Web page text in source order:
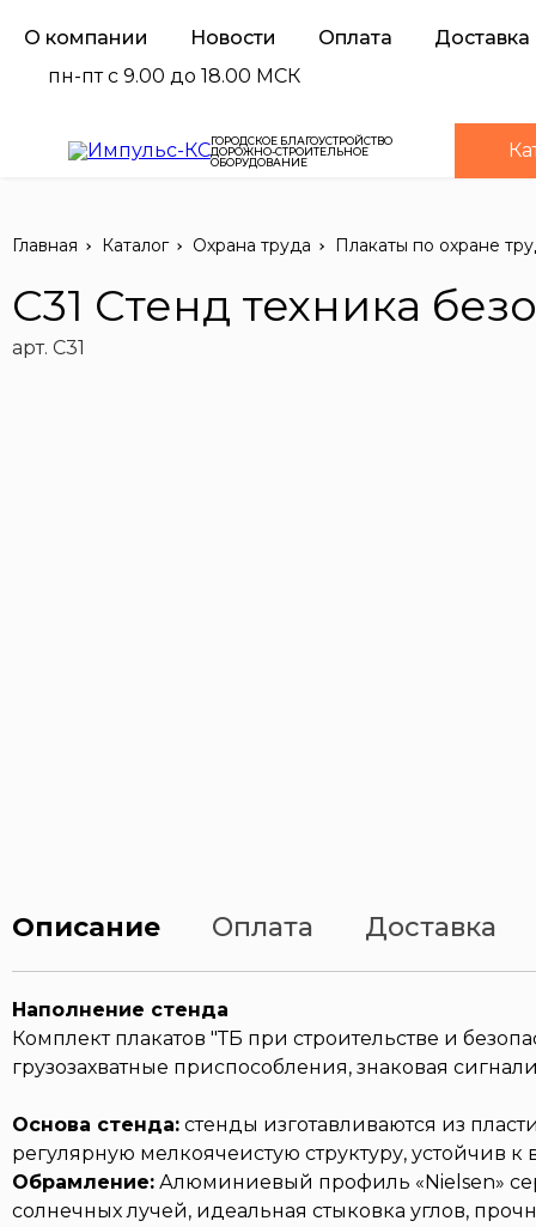
О компании Новости Оплата
Доставка
пн-пт с 9.00 до 18.00 МСК
ГОРОДСКОЕ БЛАГОУСТРОЙСТВО
ДОРОЖНО-СТРОИТЕЛЬНОЕ
ОБОРУДОВАНИЕ
Главная Каталог Охрана труда Плакаты по охране
С31 Стенд техника
арт. С31
Описание Оплата Доставка
Наполнение стенда
Комплект плакатов "ТБ при строительстве и
грузозахватные приспособления, знаковая
Основа стенда: стенды изготавливаются из
регулярную мелкоячеистую структуру, устойчив
Обрамление: Алюминиевый профиль «Nielsen»
солнечных лучей, идеальная стыковка углов,